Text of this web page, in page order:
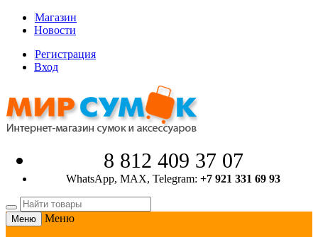
Магазин
Новости
Регистрация
Вход
8 812 409 37 07
WhatsApp, MAX, Telegram: +7 921 331 69 93
Меню Меню